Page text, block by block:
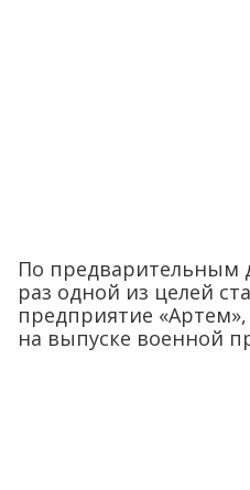
По предварительным
раз одной из целей
предприятие
на выпуске военной